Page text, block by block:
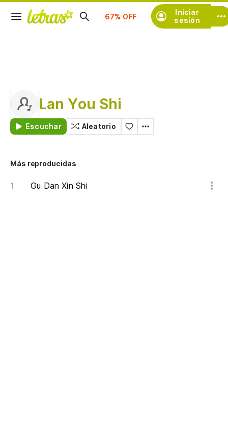
Iniciar
sesión
Suscríbete
Lan You Shi
Escuchar Aleatorio
Más reproducidas
Gu Dan Xin Shi